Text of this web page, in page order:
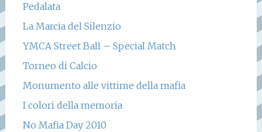
Pedalata
La Marcia del Silenzio
YMCA Street Ball – Special Match
Torneo di Calcio
Monumento alle vittime della mafia
I colori della memoria
No Mafia Day 2010